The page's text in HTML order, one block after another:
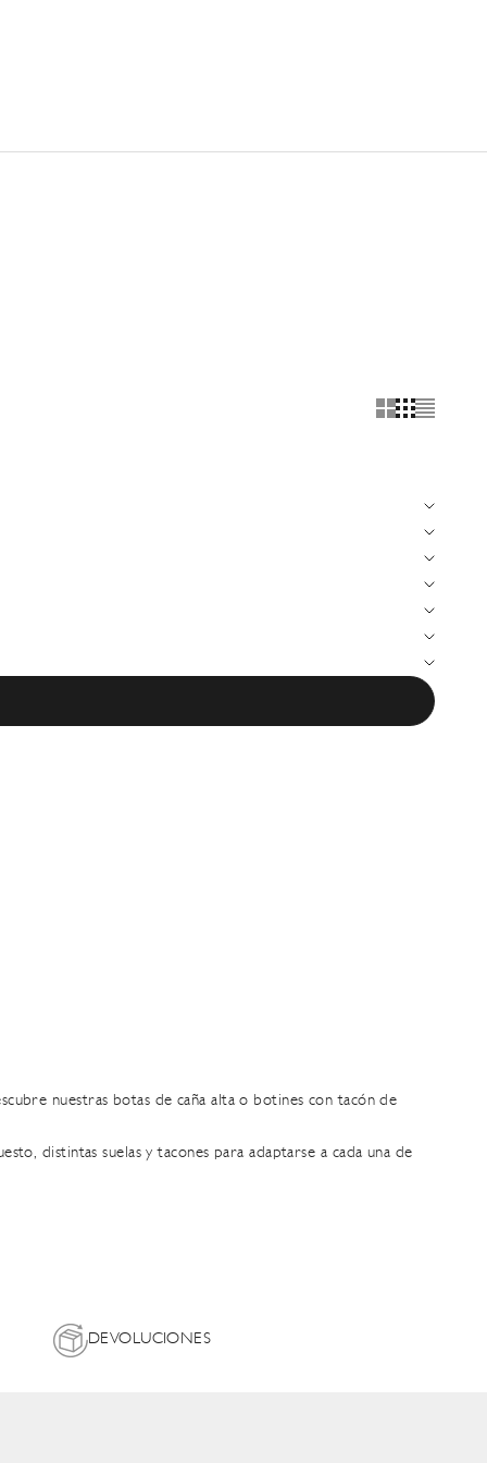
nuestras botas de caña alta o botines con tacónde
distintas suelas y tacones para adaptarse a cada una de
DEVOLUCIONES